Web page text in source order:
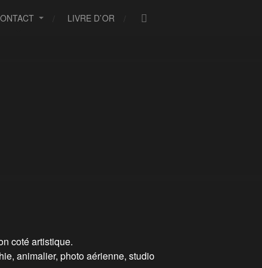
LIVRE D’OR
coté artistique.
animalier, photo aérienne, studio